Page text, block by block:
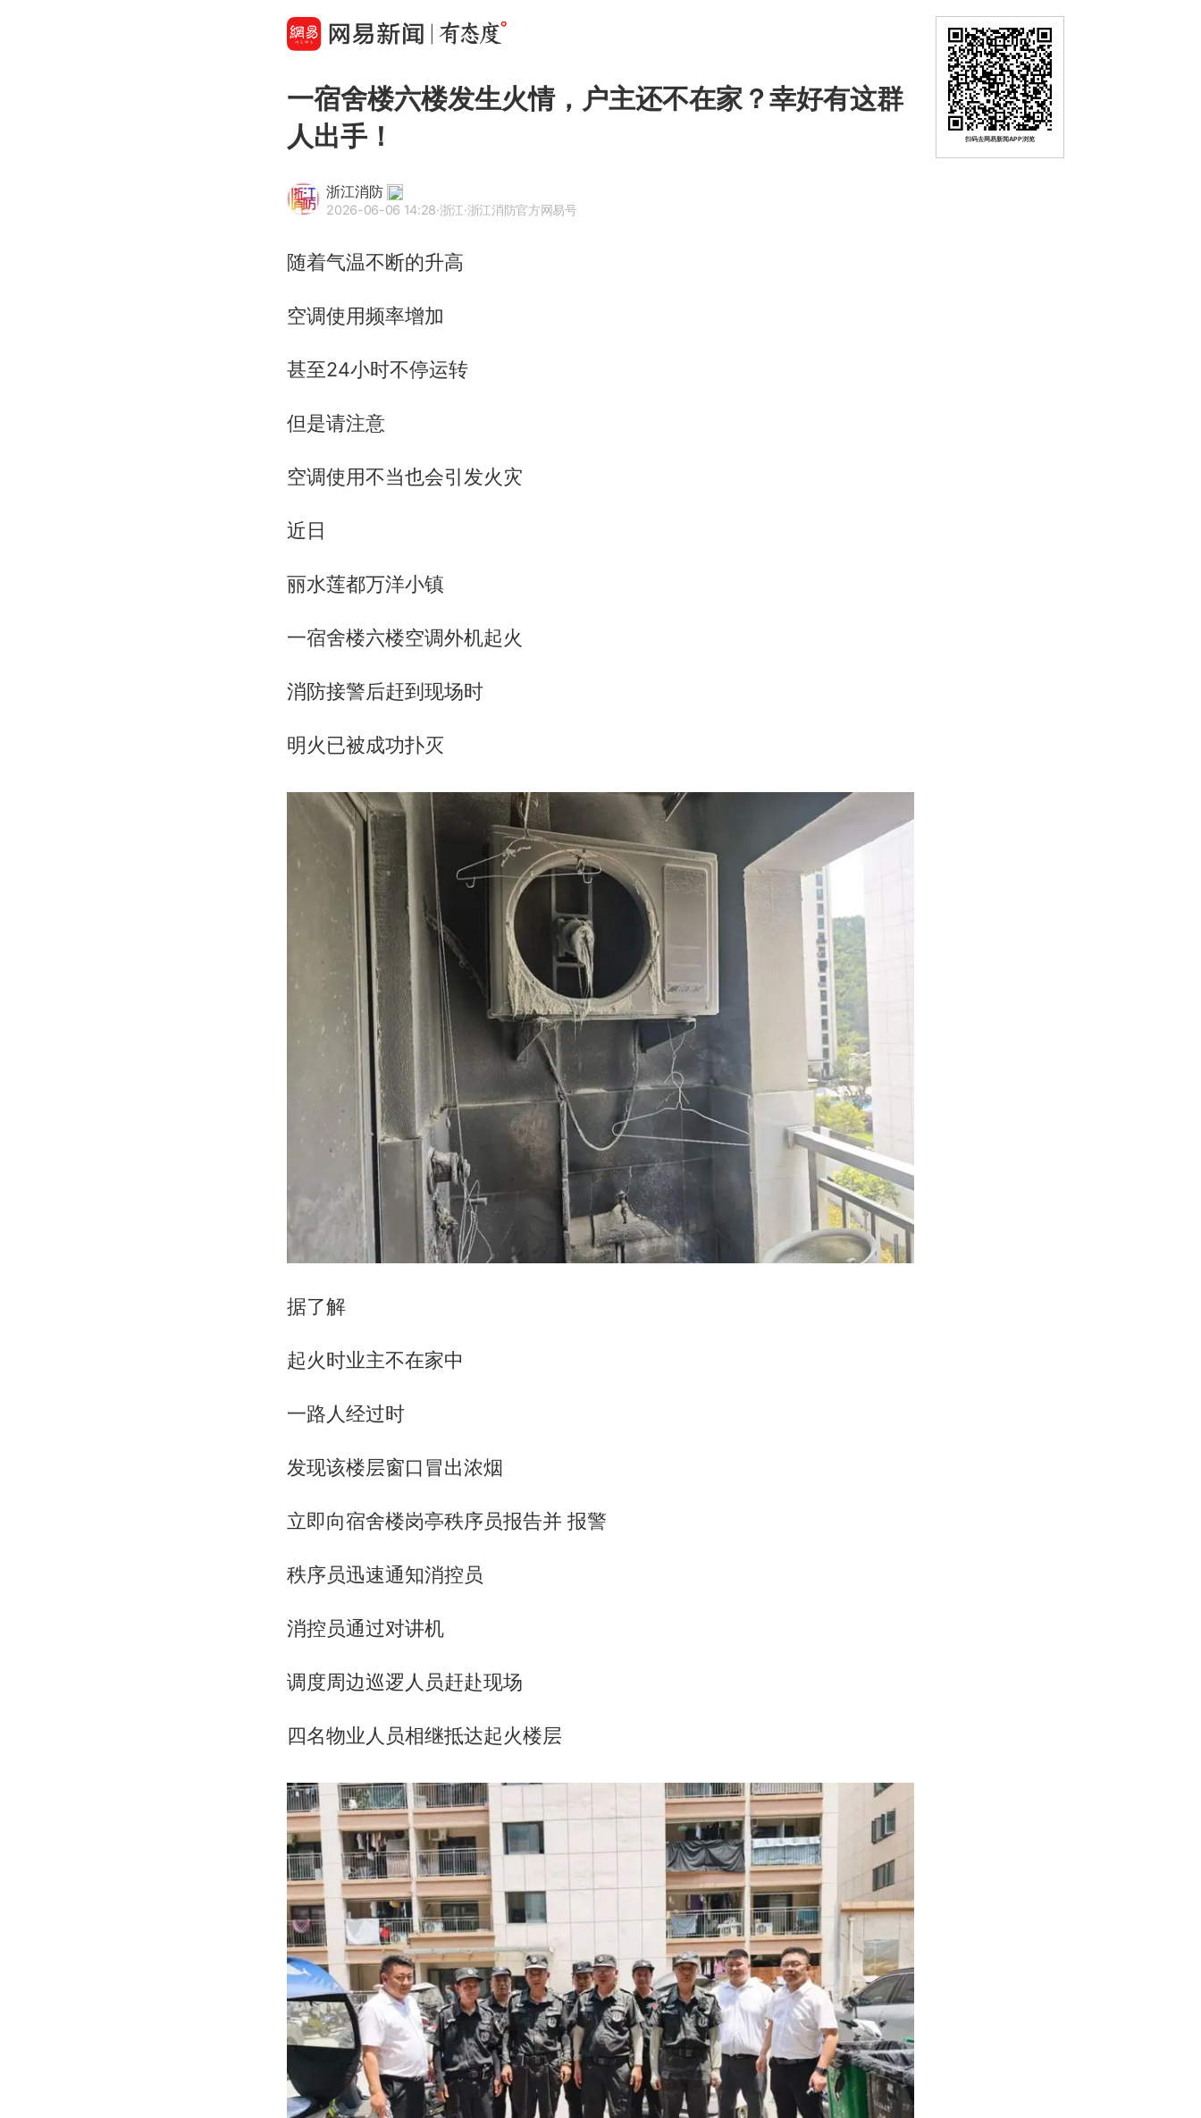
一宿舍楼六楼发生火情，户主还不在家？幸好有这群
人出手！
浙江消防
2026-06-06 14:28·浙江·浙江消防官方网易号
随着气温不断的升高
空调使用频率增加
甚至24小时不停运转
但是请注意
空调使用不当也会引发火灾
近日
丽水莲都万洋小镇
一宿舍楼六楼空调外机起火
消防接警后赶到现场时
明火已被成功扑灭
据了解
起火时业主不在家中
一路人经过时
发现该楼层窗口冒出浓烟
立即向宿舍楼岗亭秩序员报告并 报警
秩序员迅速通知消控员
消控员通过对讲机
调度周边巡逻人员赶赴现场
四名物业人员相继抵达起火楼层
扫码去网易新闻APP浏览